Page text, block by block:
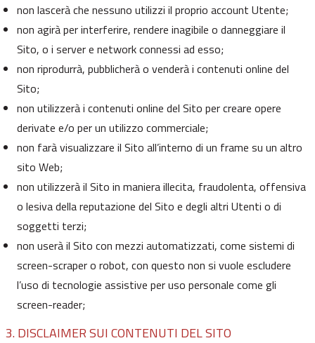
non lascerà che nessuno utilizzi il proprio account Utente;
non agirà per interferire, rendere inagibile o danneggiare il
Sito, o i server e network connessi ad esso;
non riprodurrà, pubblicherà o venderà i contenuti online del
Sito;
non utilizzerà i contenuti online del Sito per creare opere
derivate e/o per un utilizzo commerciale;
non farà visualizzare il Sito all’interno di un frame su un altro
sito Web;
non utilizzerà il Sito in maniera illecita, fraudolenta, offensiva
o lesiva della reputazione del Sito e degli altri Utenti o di
soggetti terzi;
non userà il Sito con mezzi automatizzati, come sistemi di
screen-scraper o robot, con questo non si vuole escludere
l’uso di tecnologie assistive per uso personale come gli
screen-reader;
3. DISCLAIMER SUI CONTENUTI DEL SITO